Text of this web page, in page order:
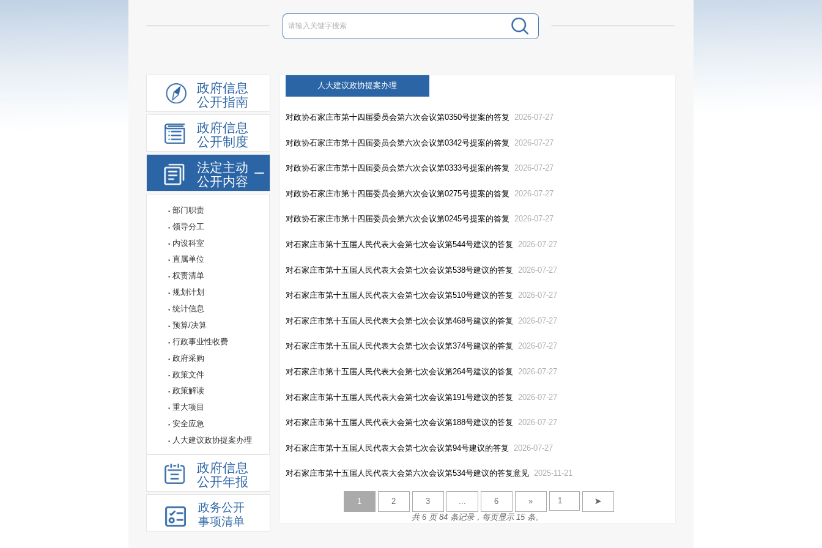
政府信息
公开指南
政府信息
公开制度
法定主动
公开内容
部门职责
领导分工
内设科室
直属单位
权责清单
规划计划
统计信息
预算/决算
行政事业性收费
政府采购
政策文件
政策解读
重大项目
安全应急
人大建议政协提案办理
政府信息
公开年报
政务公开
事项清单
人大建议政协提案办理
对政协石家庄市第十四届委员会第六次会议第0350号提案的答复 2026-07-27
对政协石家庄市第十四届委员会第六次会议第0342号提案的答复 2026-07-27
对政协石家庄市第十四届委员会第六次会议第0333号提案的答复 2026-07-27
对政协石家庄市第十四届委员会第六次会议第0275号提案的答复 2026-07-27
对政协石家庄市第十四届委员会第六次会议第0245号提案的答复 2026-07-27
对石家庄市第十五届人民代表大会第七次会议第544号建议的答复 2026-07-27
对石家庄市第十五届人民代表大会第七次会议第538号建议的答复 2026-07-27
对石家庄市第十五届人民代表大会第七次会议第510号建议的答复 2026-07-27
对石家庄市第十五届人民代表大会第七次会议第468号建议的答复 2026-07-27
对石家庄市第十五届人民代表大会第七次会议第374号建议的答复 2026-07-27
对石家庄市第十五届人民代表大会第七次会议第264号建议的答复 2026-07-27
对石家庄市第十五届人民代表大会第七次会议第191号建议的答复 2026-07-27
对石家庄市第十五届人民代表大会第七次会议第188号建议的答复 2026-07-27
对石家庄市第十五届人民代表大会第七次会议第94号建议的答复 2026-07-27
对石家庄市第十五届人民代表大会第六次会议第534号建议的答复意见 2025-11-21
1 2 3 ... 6 »
➤
共 6 页 84 条记录，每页显示 15 条。